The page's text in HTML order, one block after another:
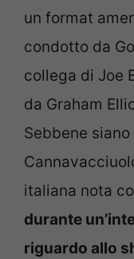
un format
condotto da
collega di Joe
da Graham
Sebbene
italiana nota
durante
riguardo allo